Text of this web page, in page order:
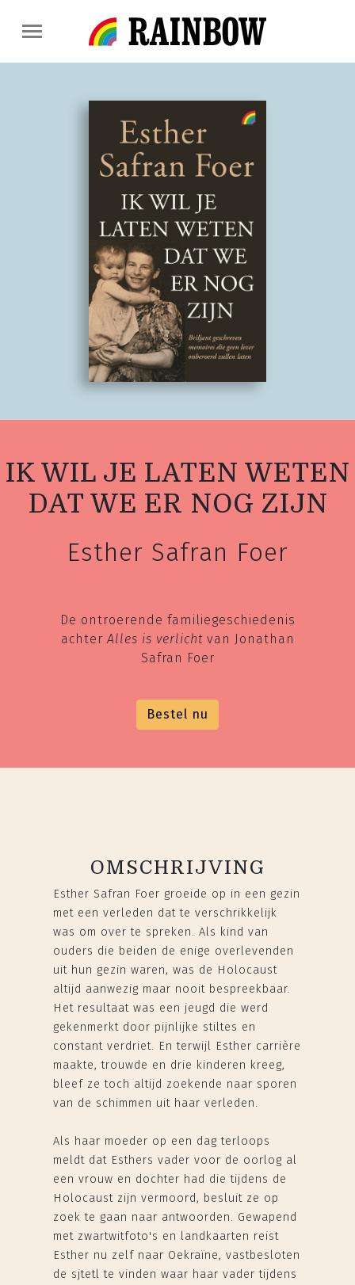
IK WIL JE LATEN WETEN
DAT WE ER NOG ZIJN
Esther Safran Foer
De ontroerende familiegeschiedenis
achter Alles is verlicht van Jonathan
Safran Foer
Bestel nu
OMSCHRIJVING
Esther Safran Foer groeide op in een gezin
met een verleden dat te verschrikkelijk
was om over te spreken. Als kind van
ouders die beiden de enige overlevenden
uit hun gezin waren, was de Holocaust
altijd aanwezig maar nooit bespreekbaar.
Het resultaat was een jeugd die werd
gekenmerkt door pijnlijke stiltes en
constant verdriet. En terwijl Esther carrière
maakte, trouwde en drie kinderen kreeg,
bleef ze toch altijd zoekende naar sporen
van de schimmen uit haar verleden.
Als haar moeder op een dag terloops
meldt dat Esthers vader voor de oorlog al
een vrouw en dochter had die tijdens de
Holocaust zijn vermoord, besluit ze op
zoek te gaan naar antwoorden. Gewapend
met zwartwitfoto's en landkaarten reist
Esther nu zelf naar Oekraïne, vastbesloten
de sjtetl te vinden waar haar vader tijdens